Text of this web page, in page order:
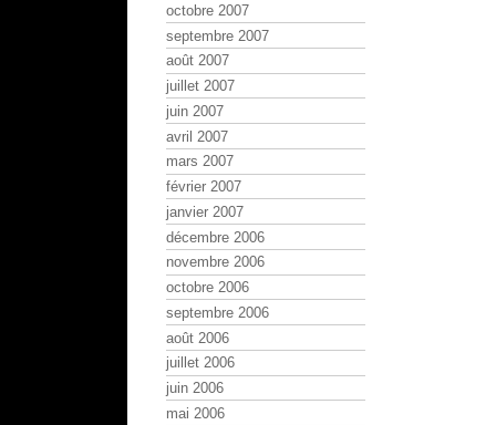
octobre 2007
septembre 2007
août 2007
juillet 2007
juin 2007
avril 2007
mars 2007
février 2007
janvier 2007
décembre 2006
novembre 2006
octobre 2006
septembre 2006
août 2006
juillet 2006
juin 2006
mai 2006